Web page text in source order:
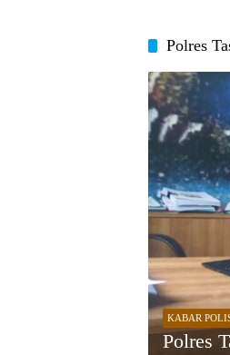
Polres
KABAR
Polres